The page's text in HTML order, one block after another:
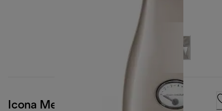
Icona Metallics